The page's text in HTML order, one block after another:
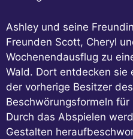
Ashley und seine
Freunden Scott, Cheryl
Wochenendausflug zu
Wald. Dort entdecken sie
der vorherige Besitzer
Beschwörungsformeln
Durch das Abspielen
Gestalten